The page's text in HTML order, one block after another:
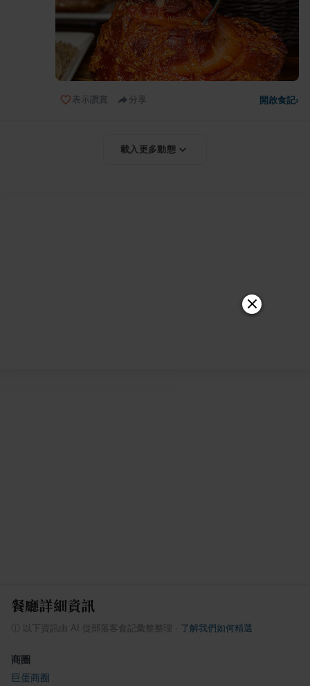
表示讚賞 分享 開啟食記›
載入更多動態
餐廳詳細資訊
以下資訊由 AI 從部落客食記彙整整理 了解我們如何精選
商圈
巨蛋商圈